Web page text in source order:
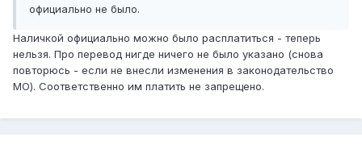
официально не было.
Наличкой официально можно было расплатиться - теперь
нельзя. Про перевод нигде ничего не было указано (снова
повторюсь - если не внесли изменения в законодательство
МО). Соответственно им платить не запрещено.